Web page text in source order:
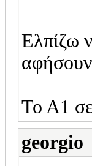
Ελπίζω
Το Α1
georgio